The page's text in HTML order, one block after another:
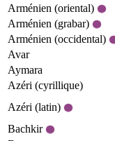
Arménien (oriental)
Arménien (grabar)
Arménien (occidental)
Avar
Aymara
Azéri (cyrillique)
Azéri (latin)
Bachkir